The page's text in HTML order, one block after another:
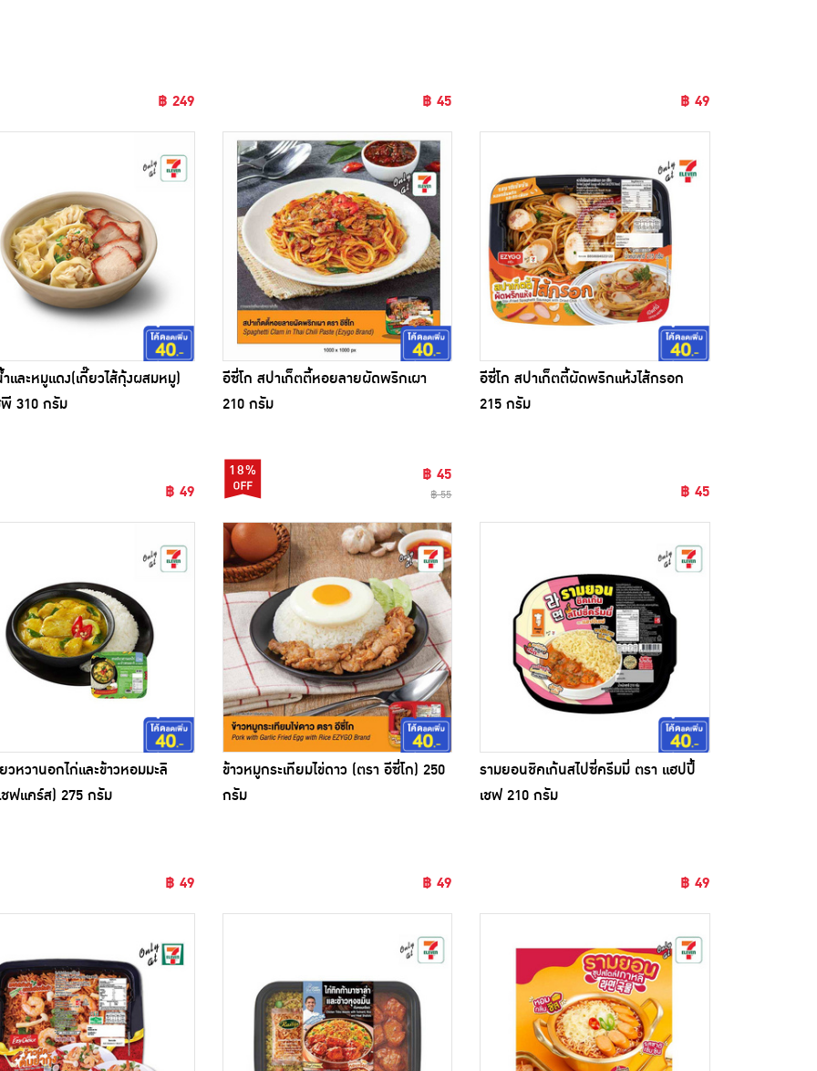
฿ 249 ฿ 45 ฿ 49
และหมูแดง(เกี๊ยวไส้กุ้งผสมหมู)
310 กรัม
฿ 49
อีซี่โก สปาเก็ตตี้หอยลายผัดพริกเผา
210 กรัม
18% ฿ 45
฿ 55
อีซี่โก สปาเก็ตตี้ผัดพริกแห้งไส้กรอก
215 กรัม
฿ 45
วหวานอกไก่และข้าวหอมมะลิ
ชฟแคร์ส) 275 กรัม
฿ 49
ข้าวหมูกระเทียมไข่ดาว (ตรา อีซี่โก) 250
กรัม
฿ 49
รามยอนชิคเก้นสไปซี่ครีมมี่ ตรา แฮปปี้
เชฟ 210 กรัม
฿ 49